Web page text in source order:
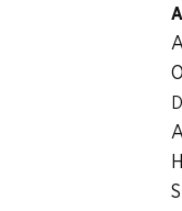
Tablette de